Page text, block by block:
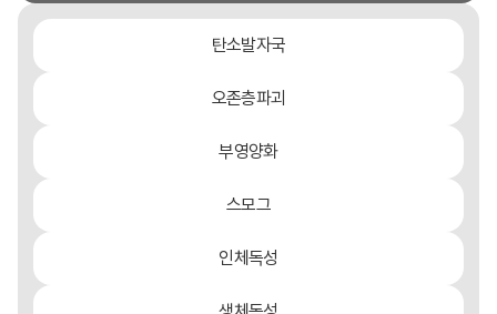
탄소발자국
오존층파괴
부영양화
스모그
인체독성